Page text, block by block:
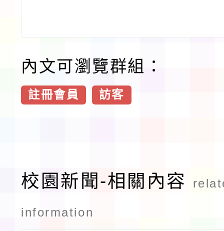
內文可瀏覽群組：
註冊會員 訪客
校園新聞-相關內容
information